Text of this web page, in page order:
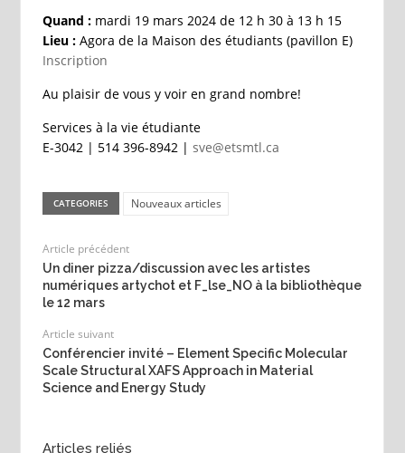
Quand :mardi 19 mars 2024 de 12 h 30 à 13 h 15
Lieu :Agora de la Maison des étudiants (pavillon E)
Inscription
Au plaisir de vous y voir en grand nombre!
Services à la vie étudiante
E-3042 | 514 396-8942 | sve@etsmtl.ca
CATEGORIES Nouveaux articles
Article précédent
Un diner pizza/discussion avec les artistes
numériques artychot et F_lse_NO à la bibliothèque
le 12 mars
Article suivant
Conférencier invité – Element Specific Molecular
Scale Structural XAFS Approach in Material
Science and Energy Study
Articles reliés